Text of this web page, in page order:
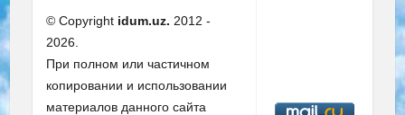
© Copyright idum.uz. 2012 -
2026.
При полном или частичном
копировании и использовании
материалов данного сайта